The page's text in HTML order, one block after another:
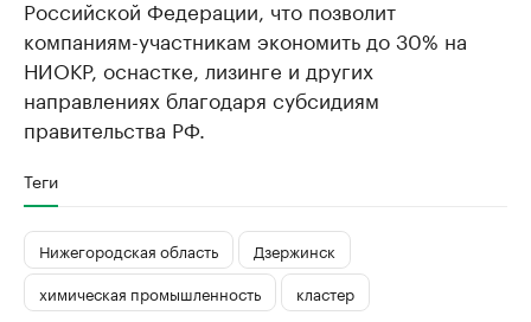
Российской Федерации, что позволит
компаниям-участникам экономить до 30% на
НИОКР, оснастке, лизинге и других
направлениях благодаря субсидиям
правительства РФ.
Теги
Нижегородская область
Дзержинск
химическая промышленность
кластер